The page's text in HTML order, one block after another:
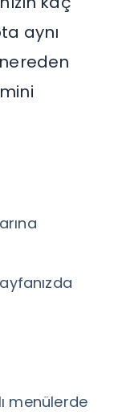
aynı
menülerde